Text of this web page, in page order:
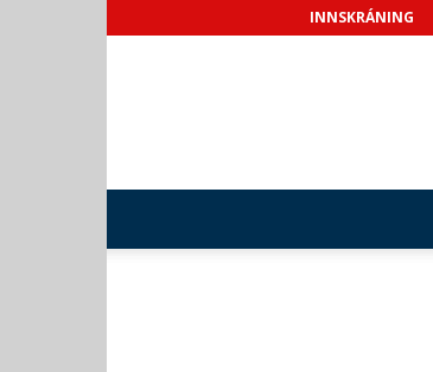
INNSKRÁNING